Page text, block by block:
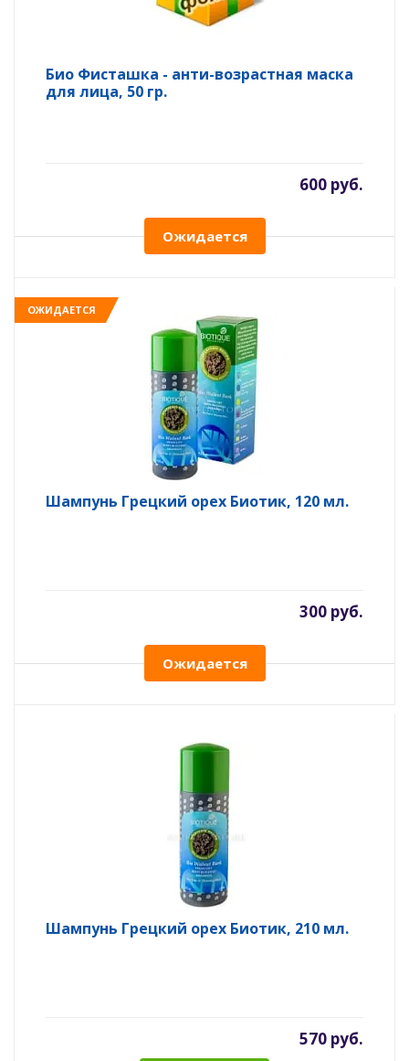
Био Фисташка - анти-возрастная маска
для лица, 50 гр.
600 руб.
Ожидается
ОЖИДАЕТСЯ
Шампунь Грецкий орех Биотик, 120 мл.
300 руб.
Ожидается
Шампунь Грецкий орех Биотик, 210 мл.
570 руб.